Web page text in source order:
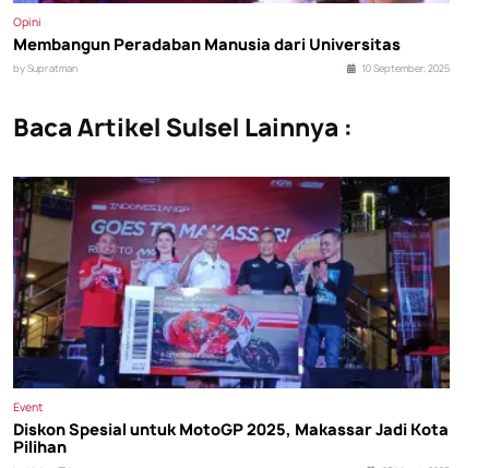
Opini
Membangun Peradaban Manusia dari Universitas
by Supratman 10 September, 2025
Baca Artikel Sulsel Lainnya :
Event
Diskon Spesial untuk MotoGP 2025, Makassar Jadi Kota
Pilihan